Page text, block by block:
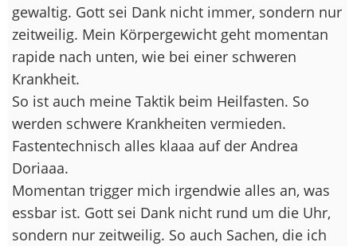
gewaltig. Gott sei Dank nicht immer, sondern nur
zeitweilig. Mein Körpergewicht geht momentan
rapide nach unten, wie bei einer schweren
Krankheit.
So ist auch meine Taktik beim Heilfasten. So
werden schwere Krankheiten vermieden.
Fastentechnisch alles klaaa auf der Andrea
Doriaaa.
Momentan trigger mich irgendwie alles an, was
essbar ist. Gott sei Dank nicht rund um die Uhr,
sondern nur zeitweilig. So auch Sachen, die ich